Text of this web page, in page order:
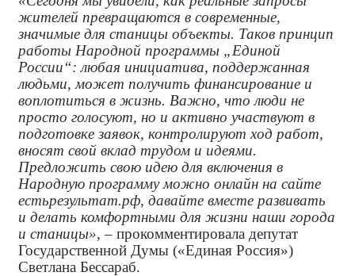
жителей превращаются в современные,
значимые для станицы объекты. Таков принцип
работы Народной программы „Единой
России“: любая инициатива, поддержанная
людьми, может получить финансирование и
воплотиться в жизнь. Важно, что люди не
просто голосуют, но и активно участвуют в
подготовке заявок, контролируют ход работ,
вносят свой вклад трудом и идеями.
Предложить свою идею для включения в
Народную программу можно онлайн на сайте
естьрезультат.рф, давайте вместе развивать
и делать комфортными для жизни наши города
и станицы», – прокомментировала депутат
Государственной Думы («Единая Россия»)
Светлана Бессараб.